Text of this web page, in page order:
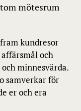
mötesrum
kundresor
och
minnesvärda.
samverkar för
er och era